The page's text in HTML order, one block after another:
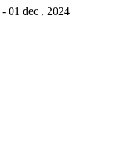
- 01 dec , 2024